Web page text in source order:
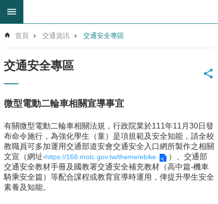
跳到主要內容區塊
階
搜
首
頁
網
站
導
覽
雲
林
縣
教
首頁 交通資訊 交通安全專區
交通安全專區
微型電動二輪車相關宣導事宜
有關微型電動二輪車相關法規，行政院業於111年11月30日發
布命令施行，為強化學生（童）是項規範及安全知能，請全校
教職員可多加運用交通部道安會交通安全入口網所製作之相關
文宣（網址-https://168.motc.gov.tw/theme/ebike
）、交通部
交通安全教材手冊及國教署交通安全補充教材（高中篇-機車
騎乘安全篇）等配合課程或教育宣導時運用，俾提升學生安全
素養及知能。